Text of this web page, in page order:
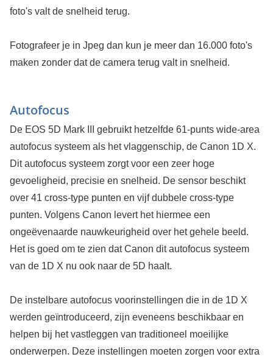
foto's valt de snelheid terug.
Fotografeer je in Jpeg dan kun je meer dan 16.000 foto's
maken zonder dat de camera terug valt in snelheid.
Autofocus
De EOS 5D Mark III gebruikt hetzelfde 61-punts wide-area
autofocus systeem als het vlaggenschip, de Canon 1D X.
Dit autofocus systeem zorgt voor een zeer hoge
gevoeligheid, precisie en snelheid. De sensor beschikt
over 41 cross-type punten en vijf dubbele cross-type
punten. Volgens Canon levert het hiermee een
ongeëvenaarde nauwkeurigheid over het gehele beeld.
Het is goed om te zien dat Canon dit autofocus systeem
van de 1D X nu ook naar de 5D haalt.
De instelbare autofocus voorinstellingen die in de 1D X
werden geïntroduceerd, zijn eveneens beschikbaar en
helpen bij het vastleggen van traditioneel moeilijke
onderwerpen. Deze instellingen moeten zorgen voor extra